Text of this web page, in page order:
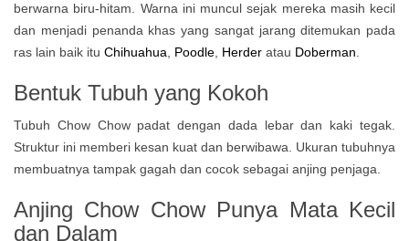
berwarna biru-hitam. Warna ini muncul sejak mereka masih kecil
dan menjadi penanda khas yang sangat jarang ditemukan pada
ras lain baik itu Chihuahua Poodle Herder atau Doberman
Bentuk Tubuh yang Kokoh
Tubuh Chow Chow padat dengan dada lebar dan kaki tegak.
Struktur ini memberi kesan kuat dan berwibawa. Ukuran tubuhnya
membuatnya tampak gagah dan cocok sebagai anjing penjaga.
Anjing Chow Chow Punya Mata Kecil
dan Dalam